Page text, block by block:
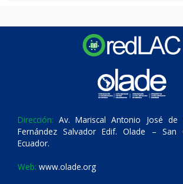
Dirección: Av. Mariscal Antonio José de
Fernández Salvador Edif. Olade – San
Ecuador.
Web: www.olade.org